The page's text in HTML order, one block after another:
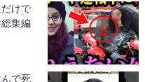
だけで
集編
んで死